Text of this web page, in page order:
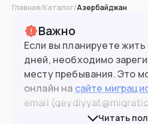
Главная/Каталог/Азербайджан
Важно
Если вы планируете жить
дней, необходимо
месту пребывания. Это
онлайн на сайте
email
в центрах ASAN.Читать